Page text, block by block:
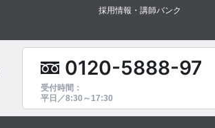
採用情報・講師バンク
0120-5888-97
受付時間：
平日／8:30～17:30